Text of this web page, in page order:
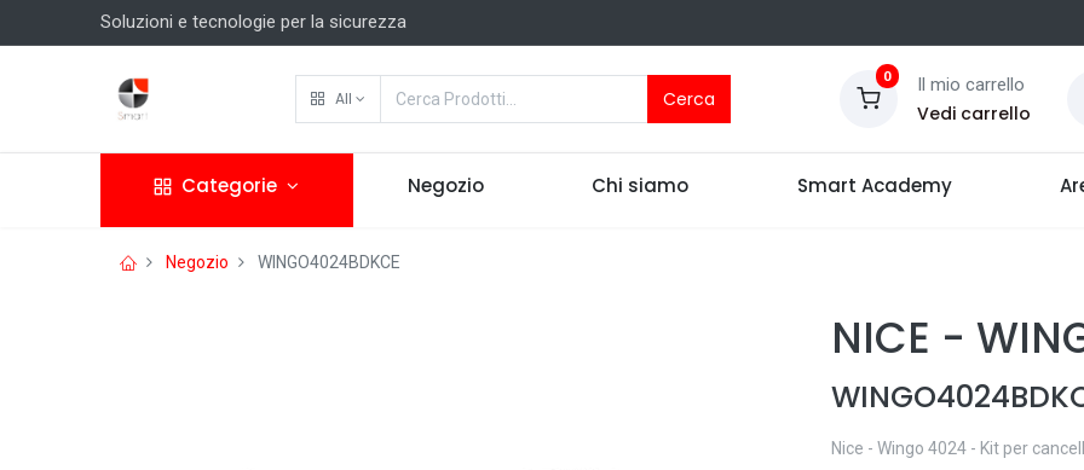
Soluzioni e tecnologie per la sicurezza
All Cerca
0 Il mio carrello
Vedi carrello
Categorie Negozio Chi siamo Smart Academy
Negozio WINGO4024BDKCE
NICE -
Nice - Wingo 4024 - Kit per